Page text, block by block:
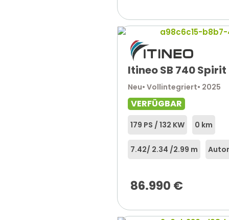
Itineo SB 740 Spirit
Neu• Vollintegriert• 2025
VERFÜGBAR
179 PS / 132 KW 0 km
7.42/ 2.34 /2.99 m
86.990 €